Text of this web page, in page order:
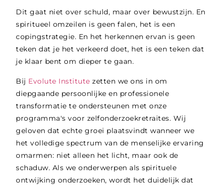
Dit gaat niet over schuld, maar over bewustzijn. En
spiritueel omzeilen is geen falen, het is een
copingstrategie. En het herkennen ervan is geen
teken dat je het verkeerd doet, het is een teken dat
je klaar bent om dieper te gaan.
Bij Evolute Institute zetten we ons in om
diepgaande persoonlijke en professionele
transformatie te ondersteunen met onze
programma's voor zelfonderzoekretraites. Wij
geloven dat echte groei plaatsvindt wanneer we
het volledige spectrum van de menselijke ervaring
omarmen: niet alleen het licht, maar ook de
schaduw. Als we onderwerpen als spirituele
ontwijking onderzoeken, wordt het duidelijk dat